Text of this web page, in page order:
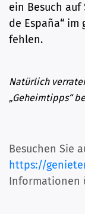
ein Besuch auf
de España“
fehlen.
Natürlich
„Geheimtipps“
Besuchen Sie
https://
Informationen